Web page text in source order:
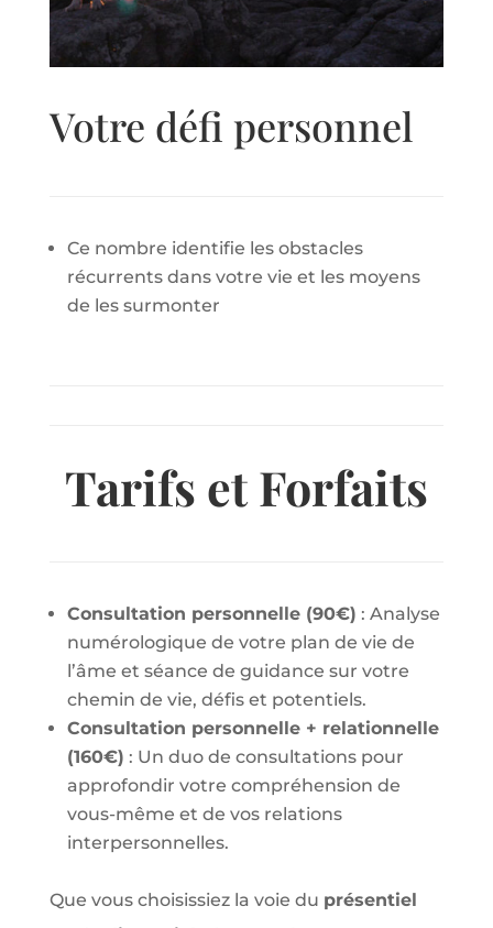
Votre défi personnel
Ce nombre identifie les obstacles
récurrents dans votre vie et les moyens
de les surmonter
Tarifs et Forfaits
Consultation personnelle (90€) : Analyse
numérologique de votre plan de vie de
l’âme et séance de guidance sur votre
chemin de vie, défis et potentiels.
Consultation personnelle + relationnelle
(160€) : Un duo de consultations pour
approfondir votre compréhension de
vous-même et de vos relations
interpersonnelles.
Que vous choisissiez la voie du présentiel